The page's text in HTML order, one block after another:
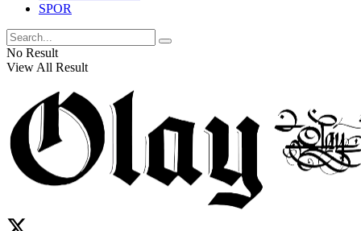
SPOR
No Result
View All Result